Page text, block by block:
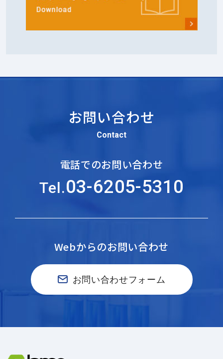
お問い合わせ
Contact
電話でのお問い合わせ
Tel.03-6205-5310
Webからのお問い合わせ
お問い合わせフォーム